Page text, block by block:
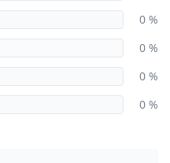
0 %
0 %
0 %
0 %